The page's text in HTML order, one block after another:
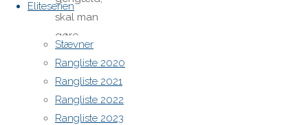
Eliteserien
Stævner
Rangliste 2020
Rangliste 2021
Rangliste 2022
Rangliste 2023
skal man
gøre
selv for at
blive
tracket.